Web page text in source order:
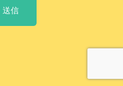
送信